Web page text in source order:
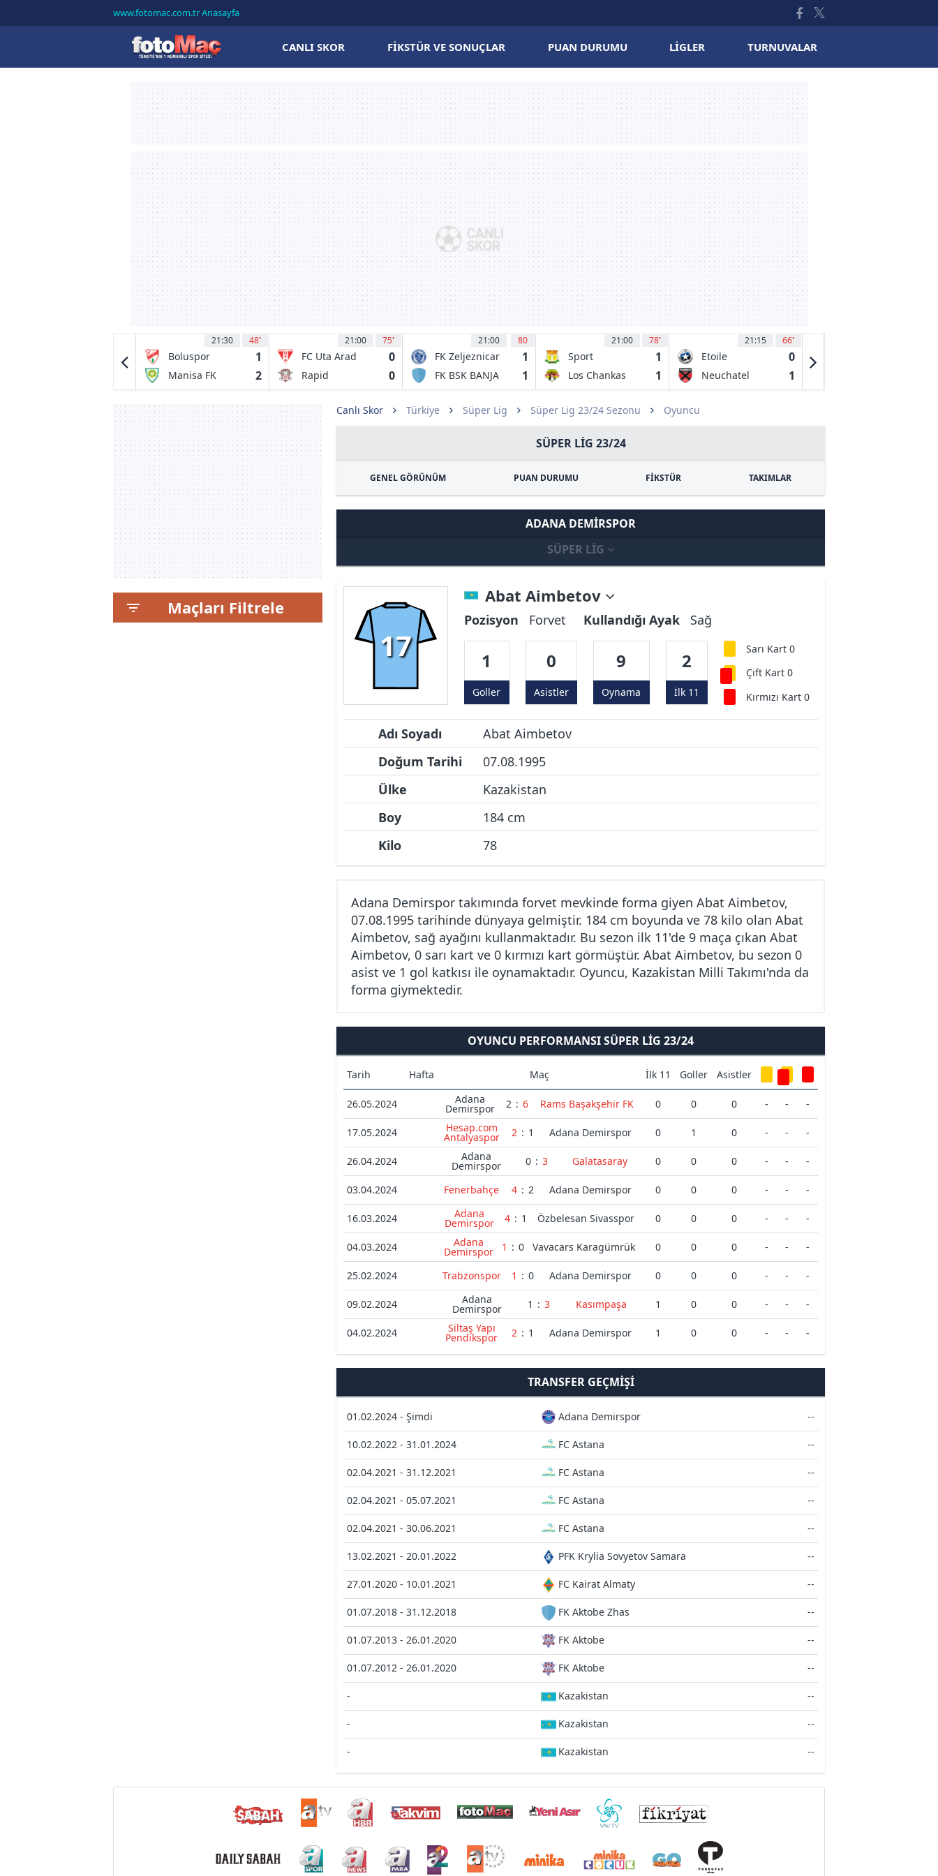
www.fotomac.com.tr Anasayfa
CANLI SKOR FIKSTÜR VE SONUÇLAR PUAN DURUMU LIGLER TURNUVALAR
2
21:30 48'
Boluspor 1
Manisa FK 2
21:00 75'
FC Uta Arad 0
Rapid
1923
0
21:00 80
FK Zeljeznicar
Sarajevo
1
FK BSK BANJA
1
21:00 78'
Sport
Huancayo
1
Los Chankas
1
21:15 66'
Etoile
Carouge
0
Neuchatel
1
Maçları Filtrele
Canlı Skor Türkiye Süper Lig Süper Lig 23/24 Sezonu Oyuncu
SÜPER LIG 23/24
GENEL GÖRÜNÜM PUAN DURUMU FİKSTÜR TAKIMLAR
ADANA DEMIRSPOR
SÜPER LIG
17
Abat Aimbetov
Pozisyon Forvet Kullandığı Ayak Sağ
1
Goller
0
Asistler
9
Oynama
2
İlk 11
Sarı Kart 0
Çift Kart 0
Kırmızı Kart 0
Adı Soyadı
Abat Aimbetov
Doğum Tarihi
07.08.1995
Ülke
Kazakistan
Boy
184 cm
Kilo
78
Adana Demirspor takımında forvet mevkinde forma giyen Abat Aimbetov,
07.08.1995 tarihinde dünyaya gelmiştir. 184 cm boyunda ve 78 kilo olan Abat
Aimbetov, sağ ayağını kullanmaktadır. Bu sezon ilk 11'de 9 maça çıkan Abat
Aimbetov, 0 sarı kart ve 0 kırmızı kart görmüştür. Abat Aimbetov, bu sezon 0
asist ve 1 gol katkısı ile oynamaktadır. Oyuncu, Kazakistan Milli Takımı'nda da
forma giymektedir.
OYUNCU PERFORMANSI SÜPER LIG 23/24
Tarih Hafta Maç İlk 11 Goller Asistler
26.05.2024 Adana
Demirspor 2 : 6 Rams Başakşehir FK 0 0 0 - - -
17.05.2024 Hesap.com
Antalyaspor 2 : 1 Adana Demirspor 0 1 0 - - -
26.04.2024 Adana
Demirspor 0 : 3 Galatasaray 0 0 0 - - -
03.04.2024 Fenerbahçe 4 : 2 Adana Demirspor 0 0 0 - - -
16.03.2024 Adana
Demirspor 4 : 1 Özbelesan Sivasspor 0 0 0 - - -
04.03.2024 Adana
Demirspor 1 : 0 Vavacars Karagümrük 0 0 0 - - -
25.02.2024 Trabzonspor 1 : 0 Adana Demirspor 0 0 0 - - -
09.02.2024 Adana
Demirspor 1 : 3 Kasımpaşa 1 0 0 - - -
04.02.2024 Siltaş Yapı
Pendikspor 2 : 1 Adana Demirspor 1 0 0 - - -
TRANSFER GEÇMIŞI
01.02.2024 - Şimdi Adana Demirspor --
10.02.2022 - 31.01.2024 FC Astana --
02.04.2021 - 31.12.2021 FC Astana --
02.04.2021 - 05.07.2021 FC Astana --
02.04.2021 - 30.06.2021 FC Astana --
13.02.2021 - 20.01.2022 PFK Krylia Sovyetov Samara --
27.01.2020 - 10.01.2021 FC Kairat Almaty --
01.07.2018 - 31.12.2018 FK Aktobe Zhas --
01.07.2013 - 26.01.2020 FK Aktobe --
01.07.2012 - 26.01.2020 FK Aktobe --
- Kazakistan --
- Kazakistan --
- Kazakistan --